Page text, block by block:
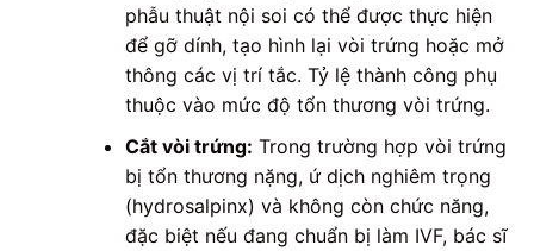
phẫu thuật nội soi có thể được thực hiện
để gỡ dính, tạo hình lại vòi trứng hoặc mở
thông các vị trí tắc. Tỷ lệ thành công phụ
thuộc vào mức độ tổn thương vòi trứng.
Cắt vòi trứng: Trong trường hợp vòi trứng
bị tổn thương nặng, ứ dịch nghiêm trọng
(hydrosalpinx) và không còn chức năng,
đặc biệt nếu đang chuẩn bị làm IVF, bác sĩ